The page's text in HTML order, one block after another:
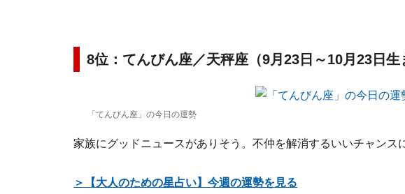
8位：てんびん座／天秤座（9月23日～10月23日生
「てんびん座」の今日の運勢
家族にグッドニュースがありそう。不仲を解消するいいチャンス
＞【大人のための星占い】今週の運勢を見る